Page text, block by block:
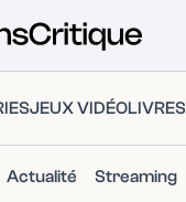
JEUX VIDÉOLIVRES
Actualité Streaming